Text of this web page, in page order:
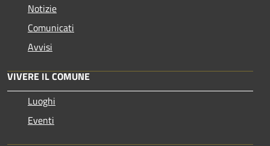
Notizie
Comunicati
Avvisi
VIVERE IL COMUNE
Luoghi
Eventi